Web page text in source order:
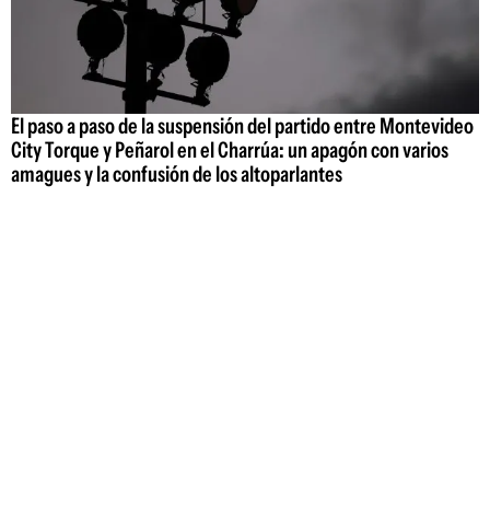
El paso a paso de la suspensión del partido entre Montevideo
City Torque y Peñarol en el Charrúa: un apagón con varios
amagues y la confusión de los altoparlantes